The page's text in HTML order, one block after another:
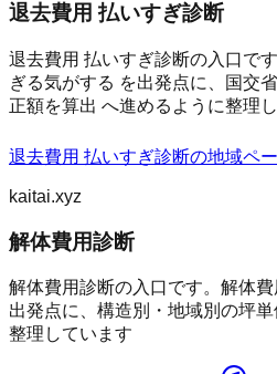
退去費用 払いすぎ診断
退去費用 払いすぎ診断の入口で
ぎる気がする を出発点に、国交
正額を算出 へ進めるように整理
退去費用 払いすぎ診断の地域ペ
kaitai.xyz
解体費用診断
解体費用診断の入口です。解体
出発点に、構造別・地域別の坪
整理しています